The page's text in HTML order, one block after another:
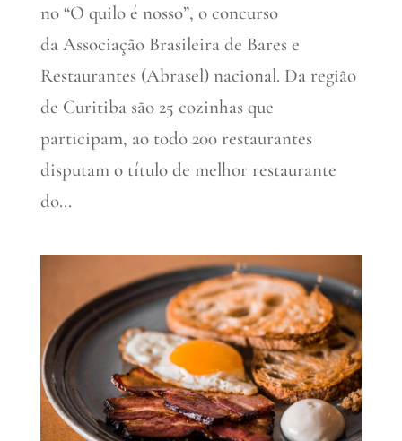
no “O quilo é nosso”, o concurso
da Associação Brasileira de Bares e
Restaurantes (Abrasel) nacional. Da região
de Curitiba são 25 cozinhas que
participam, ao todo 200 restaurantes
disputam o título de melhor restaurante
do...